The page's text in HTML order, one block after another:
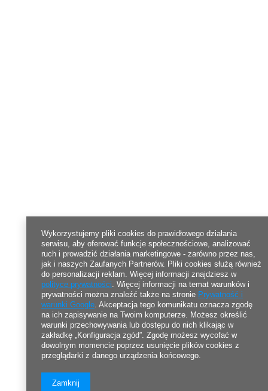
Wykorzystujemy pliki cookies do prawidłowego działania
serwisu, aby oferować funkcje społecznościowe, analizować
ruch i prowadzić działania marketingowe - zarówno przez nas,
jak i naszych Zaufanych Partnerów. Pliki cookies służą również
do personalizacji reklam. Więcej informacji znajdziesz w
polityce prywatności. Więcej informacji na temat warunków i
prywatności można znaleźć także na stronie Prywatność i
warunki Google. Akceptacja tego komunikatu oznacza zgodę
na ich zapisywanie na Twoim komputerze. Możesz określić
warunki przechowywania lub dostępu do nich klikając w
zakładkę „Konfiguracja zgód”. Zgodę możesz wycofać w
dowolnym momencie poprzez usunięcie plików cookies z
przeglądarki z danego urządzenia końcowego.
Zamknij